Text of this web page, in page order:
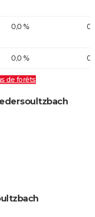
0,0 %
0,0 %
de forêts